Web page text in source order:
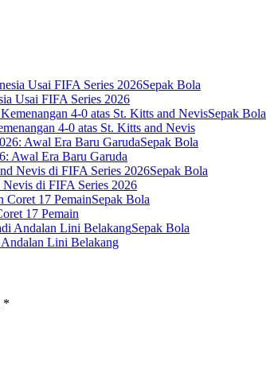
Sepak Bola
Usai FIFA Series 2026
Sepak Bola
4-0 atas St. Kitts and Nevis
Sepak Bola
Awal Era Baru Garuda
Sepak Bola
di FIFA Series 2026
Sepak Bola
17 Pemain
Sepak Bola
Lini Belakang
*